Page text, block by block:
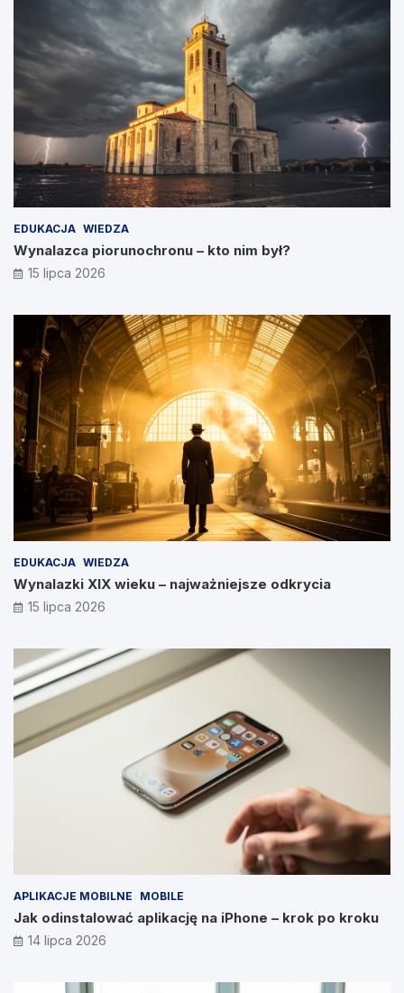
EDUKACJA WIEDZA
Wynalazca piorunochronu – kto nim był?
15 lipca 2026
EDUKACJA WIEDZA
Wynalazki XIX wieku – najważniejsze odkrycia
15 lipca 2026
APLIKACJE MOBILNE MOBILE
Jak odinstalować aplikację na iPhone – krok po kroku
14 lipca 2026